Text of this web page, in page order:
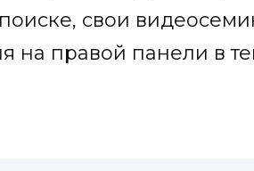
свои
на правой панели в